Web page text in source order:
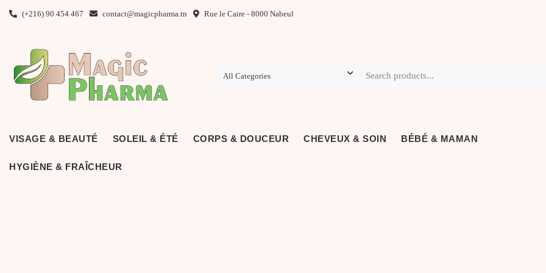
(+216) 90 454 467 contact@magicpharma.tn Rue le Caire - 8000 Nabeul
VISAGE & BEAUTÉ SOLEIL & ÉTÉ CORPS & DOUCEUR CHEVEUX & SOIN BÉBÉ & MAMAN
HYGIÈNE & FRAÎCHEUR